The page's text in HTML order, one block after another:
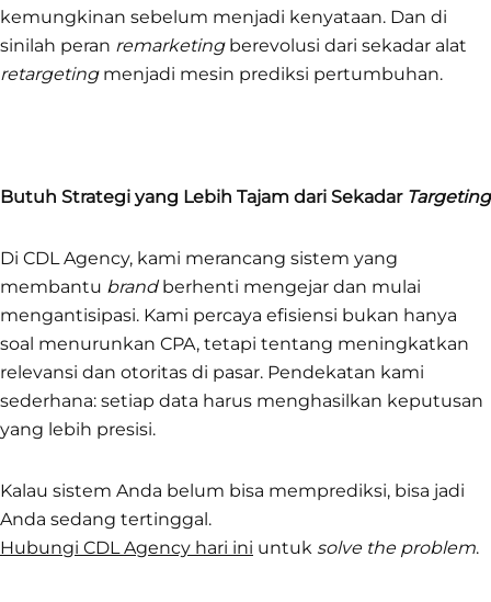
kemungkinan sebelum menjadi kenyataan. Dan di
sinilah peran remarketingberevolusi dari sekadar alat
retargetingmenjadi mesin prediksi pertumbuhan.
Butuh Strategi yang Lebih Tajam dari Sekadar Targeting
Di CDL Agency, kami merancang sistem yang
membantu brandberhenti mengejar dan mulai
mengantisipasi. Kami percaya efisiensi bukan hanya
soal menurunkan CPA, tetapi tentang meningkatkan
relevansi dan otoritas di pasar. Pendekatan kami
sederhana: setiap data harus menghasilkan keputusan
yang lebih presisi.
Kalau sistem Anda belum bisa memprediksi, bisa jadi
Anda sedang tertinggal.
Hubungi CDL Agency hari ini untuk solve the problem.